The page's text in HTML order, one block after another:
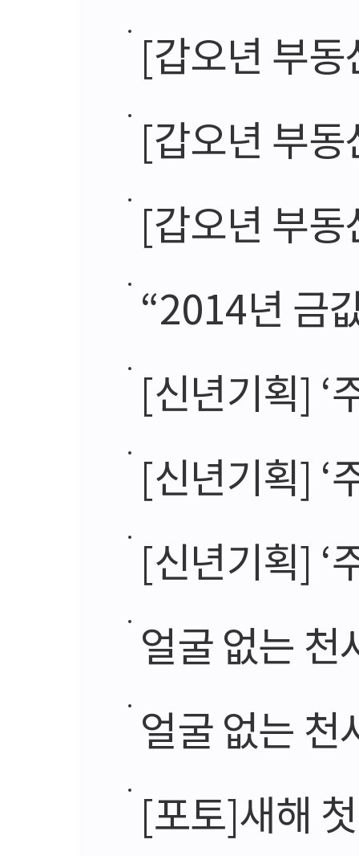
[갑오년 부동산시
[갑오년 부동
[갑오년 부동산
“2014년 금
[신년기획] ‘주목받
[신년기획] ‘주목받
[신년기획] ‘주목
얼굴 없는 천사,
얼굴 없는
[포토]새해